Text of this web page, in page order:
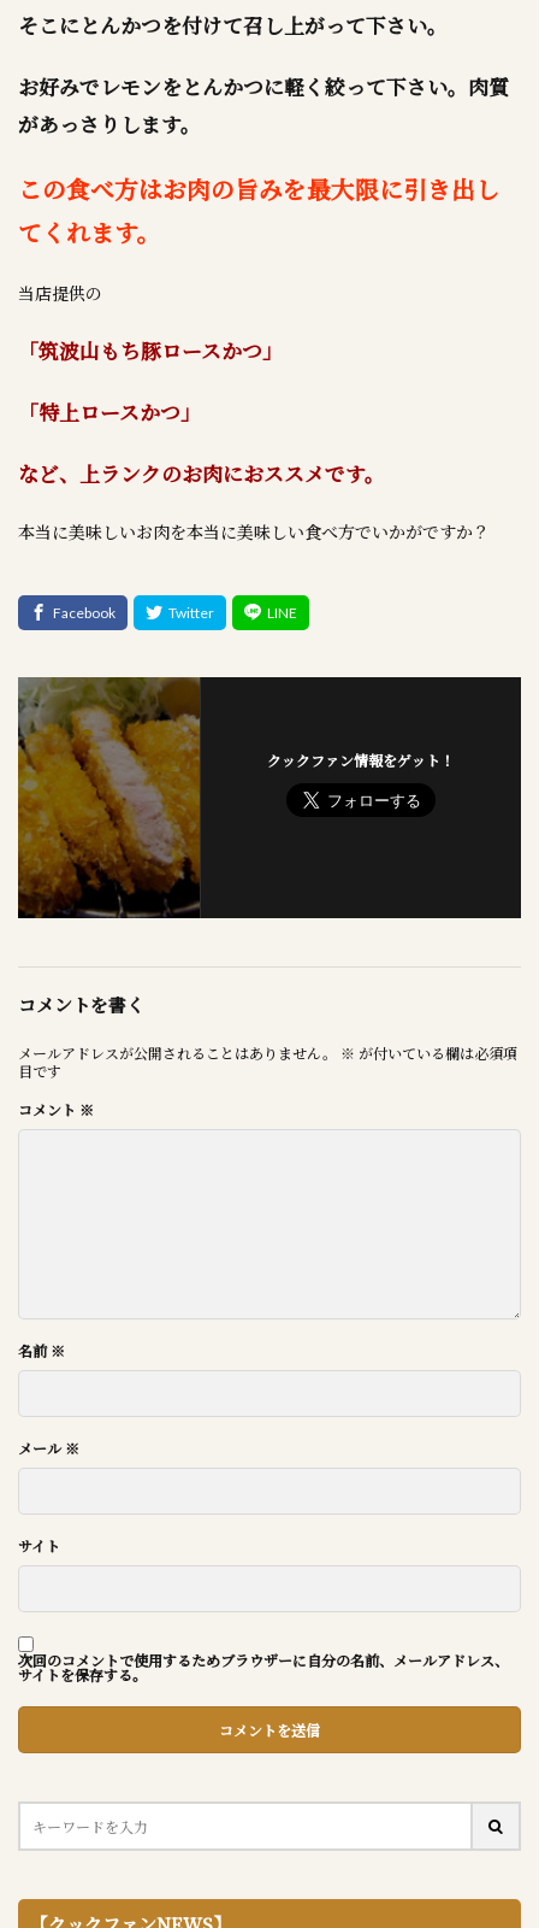
そこにとんかつを付けて召し上がって下さい。
お好みでレモンをとんかつに軽く絞って下さい。肉質
があっさりします。
この食べ方はお肉の旨みを最大限に引き出し
てくれます。
当店提供の
「筑波山もち豚ロースかつ」
「特上ロースかつ」
など、上ランクのお肉におススメです。
本当に美味しいお肉を本当に美味しい食べ方でいかがですか？
クックファン情報をゲット！
コメントを書く
メールアドレスが公開されることはありません。 ※ が付いている欄は必須項
目です
コメント ※
名前※
メール※
サイト
次回のコメントで使用するためブラウザーに自分の名前、メールアドレス、
サイトを保存する。